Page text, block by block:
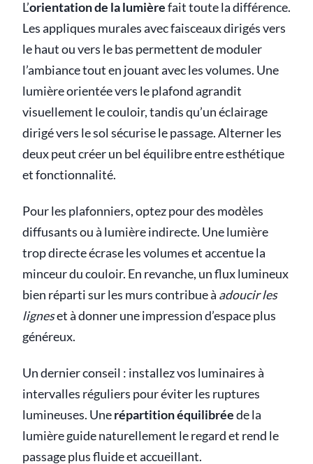
L’orientation de la lumièrefait toute la différence.
Les appliques murales avec faisceaux dirigés vers
le haut ou vers le bas permettent de moduler
l’ambiance tout en jouant avec les volumes. Une
lumière orientée vers le plafond agrandit
visuellement le couloir, tandis qu’un éclairage
dirigé vers le sol sécurise le passage. Alterner les
deux peut créer un bel équilibre entre esthétique
et fonctionnalité.
Pour les plafonniers, optez pour des modèles
diffusants ou à lumière indirecte. Une lumière
trop directe écrase les volumes et accentue la
minceur du couloir. En revanche, un flux lumineux
bien réparti sur les murs contribue à adoucir les
ligneset à donner une impression d’espace plus
généreux.
Un dernier conseil : installez vos luminaires à
intervalles réguliers pour éviter les ruptures
lumineuses. Unerépartition équilibréede la
lumière guide naturellement le regard et rend le
passage plus fluide et accueillant.